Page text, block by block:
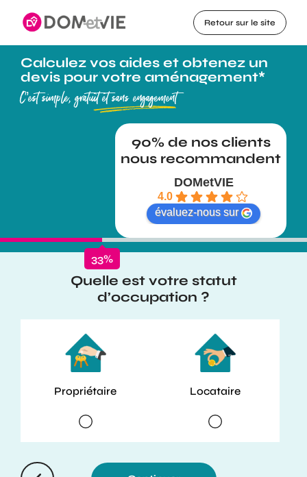
Retour sur le site
Calculez vos aides et obtenez un
devis pour votre aménagement*
C’est simple, gratuit et sans engagement
DOMetVIE
4.0
évaluez-nous sur
33%
Quelle est votre statut
d’occupation ?
Propriétaire Locataire